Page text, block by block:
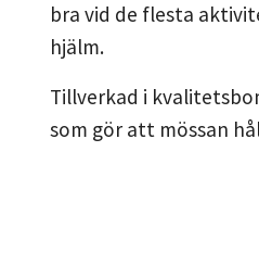
bra vid de flesta
hjälm.
Tillverkad i
som gör att mössan